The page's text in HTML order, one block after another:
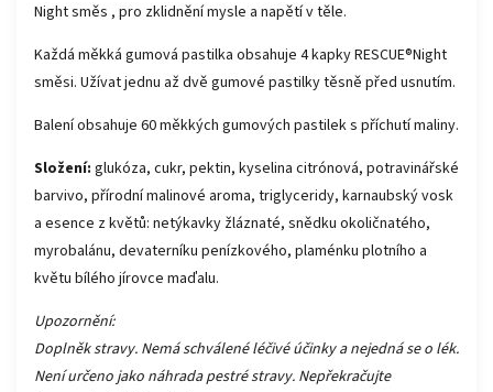
Night směs , pro zklidnění mysle a napětí v těle.
Každá měkká gumová pastilka obsahuje 4 kapkyRESCUE®Night
směsi. Užívat jednu až dvě gumové pastilky těsně před usnutím.
Balení obsahuje 60 měkkých gumových pastilek s příchutí maliny.
Složení: glukóza, cukr, pektin, kyselina citrónová, potravinářské
barvivo, přírodní malinové aroma, triglyceridy, karnaubský vosk
a esence z květů: netýkavky žláznaté, snědku okoličnatého,
myrobalánu, devaterníku penízkového, plaménku plotního a
květu bílého jírovce maďalu.
Upozornění:
Doplněk stravy. Nemá schválené léčivé účinky a nejedná se o lék.
Není určeno jako náhrada pestré stravy. Nepřekračujte